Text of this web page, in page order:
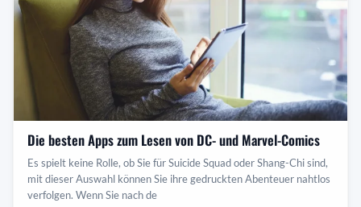
Die besten Apps zum Lesen von DC- und Marvel-Comics
Es spielt keine Rolle, ob Sie für Suicide Squad oder Shang-Chi sind,
mit dieser Auswahl können Sie ihre gedruckten Abenteuer nahtlos
verfolgen. Wenn Sie nach de